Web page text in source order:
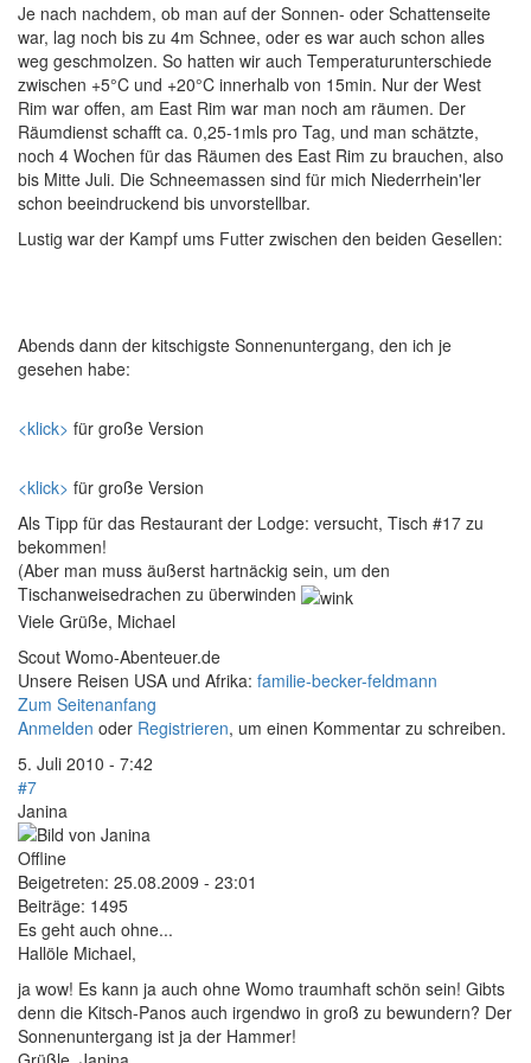
Je nach nachdem, ob man auf der Sonnen- oder Schattenseite
war, lag noch bis zu 4m Schnee, oder es war auch schon alles
weg geschmolzen. So hatten wir auch Temperaturunterschiede
zwischen +5°C und +20°C innerhalb von 15min. Nur der West
Rim war offen, am East Rim war man noch am räumen. Der
Räumdienst schafft ca. 0,25-1mls pro Tag, und man schätzte,
noch 4 Wochen für das Räumen des East Rim zu brauchen, also
bis Mitte Juli. Die Schneemassen sind für mich Niederrhein'ler
schon beeindruckend bis unvorstellbar.
Lustig war der Kampf ums Futter zwischen den beiden Gesellen:
Abends dann der kitschigste Sonnenuntergang, den ich je
gesehen habe:
<klick> für große Version
<klick> für große Version
Als Tipp für das Restaurant der Lodge: versucht, Tisch #17 zu
bekommen!
(Aber man muss äußerst hartnäckig sein, um den
Tischanweisedrachen zu überwinden
Viele Grüße, Michael
Scout Womo-Abenteuer.de
Unsere Reisen USA und Afrika: familie-becker-feldmann
Zum Seitenanfang
Anmelden oder Registrieren, um einen Kommentar zu schreiben.
5. Juli 2010 - 7:42
#7
Janina
Offline
Beigetreten: 25.08.2009 - 23:01
Beiträge: 1495
Es geht auch ohne...
Hallöle Michael,
ja wow! Es kann ja auch ohne Womo traumhaft schön sein! Gibts
denn die Kitsch-Panos auch irgendwo in groß zu bewundern? Der
Sonnenuntergang ist ja der Hammer!